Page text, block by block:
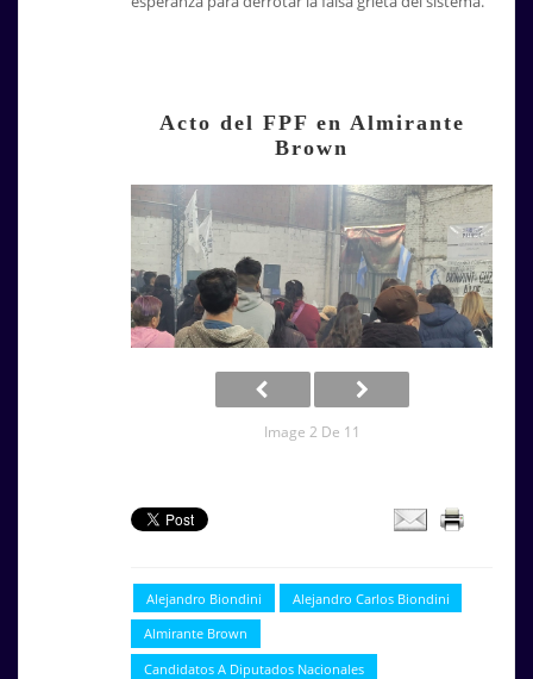
Acto del FPF en Almirante
Brown
Image 2 De 11
Alejandro Biondini
Alejandro Carlos Biondini
Almirante Brown
Candidatos A Diputados Nacionales